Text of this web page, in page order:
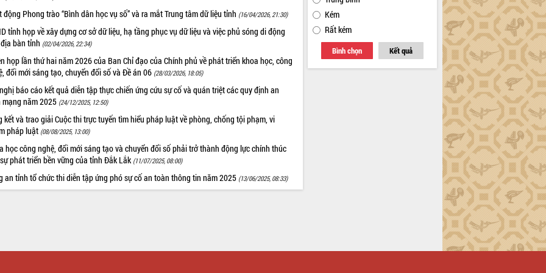
động Phong trào “Bình dân học vụ số” và ra mắt Trung tâm dữ liệu tỉnh (16/04/2026, 21:30)
tỉnh họp về xây dựng cơ sở dữ liệu, hạ tầng phục vụ dữ liệu và việc phủ sóng di động
bàn tỉnh (02/04/2026, 22:34)
họp lần thứ hai năm 2026 của Ban Chỉ đạo của Chính phủ về phát triển khoa học, công
đổi mới sáng tạo, chuyển đổi số và Đề án 06 (28/03/2026, 18:05)
báo cáo kết quả diễn tập thực chiến ứng cứu sự cố và quán triệt các quy định an
mạng năm 2025 (24/12/2025, 12:50)
kết và trao giải Cuộc thi trực tuyến tìm hiểu pháp luật về phòng, chống tội phạm, vi
pháp luật (08/08/2025, 13:00)
học công nghệ, đổi mới sáng tạo và chuyển đổi số phải trở thành động lực chính thúc
phát triển bền vững của tỉnh Đắk Lắk (11/07/2025, 08:00)
an tỉnh tổ chức thi diễn tập ứng phó sự cố an toàn thông tin năm 2025 (13/06/2025, 08:33)
Kém
Rất kém
Bình chọn Kết quả